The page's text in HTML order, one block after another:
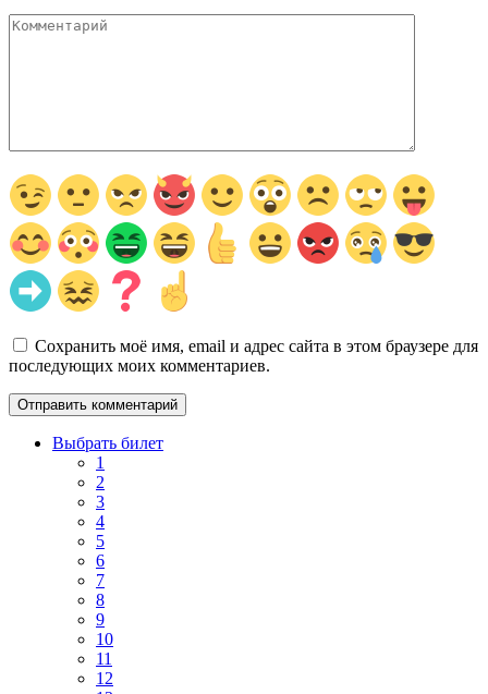
Комментарий
Сохранить моё имя, email и адрес сайта в этом браузере для
последующих моих комментариев.
Выбрать билет
1
2
3
4
5
6
7
8
9
10
11
12